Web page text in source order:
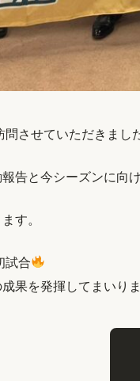
させていただきまし
告と今シーズンに向
す。
試合
果を発揮してまいりま